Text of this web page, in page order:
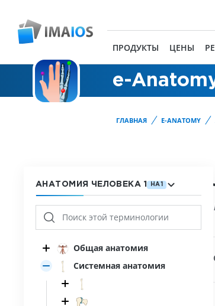
ПРОДУКТЫ ЦЕНЫ
e-
ГЛАВНАЯ E-ANATOMY
АНАТОМИЯ ЧЕЛОВЕКА 1 HA1
Общая анатомия
Системная анатомия